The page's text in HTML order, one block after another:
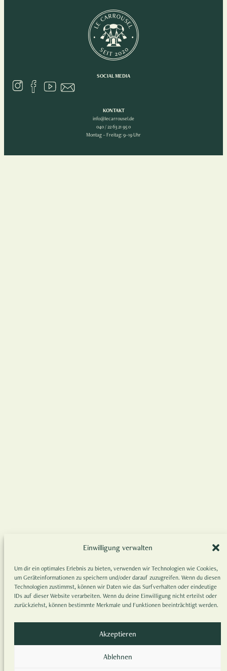
Einwilligung verwalten
Um dir ein optimales Erlebnis zu bieten, verwenden wir Technologien wie Cookies,
um Geräteinformationen zu speichern und/oder darauf zuzugreifen. Wenn du diesen
Technologien zustimmst, können wir Daten wie das Surfverhalten oder eindeutige
IDs auf dieser Website verarbeiten. Wenn du deine Einwilligung nicht erteilst oder
zurückziehst, können bestimmte Merkmale und Funktionen beeinträchtigt werden.
Akzeptieren
Ablehnen
SOCIAL MEDIA
KONTAKT
info@lecarrousel.de
040 / 22 63 21 95 0
Montag – Freitag: 9–19 Uhr